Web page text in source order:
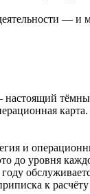
—
настоящий
и
до уровня
к расчёту